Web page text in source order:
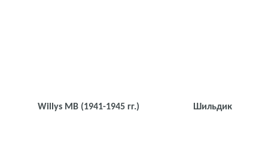
Willys MB (1941-1945 гг.) Шильдик